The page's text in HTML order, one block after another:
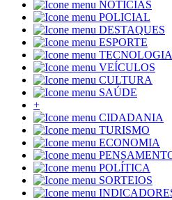
NOTÍCIAS
POLICIAL
DESTAQUES
ESPORTE
TECNOLOGIA
VEÍCULOS
CULTURA
SAÚDE
+
CIDADANIA
TURISMO
ECONOMIA
POLÍTICA
SORTEIOS